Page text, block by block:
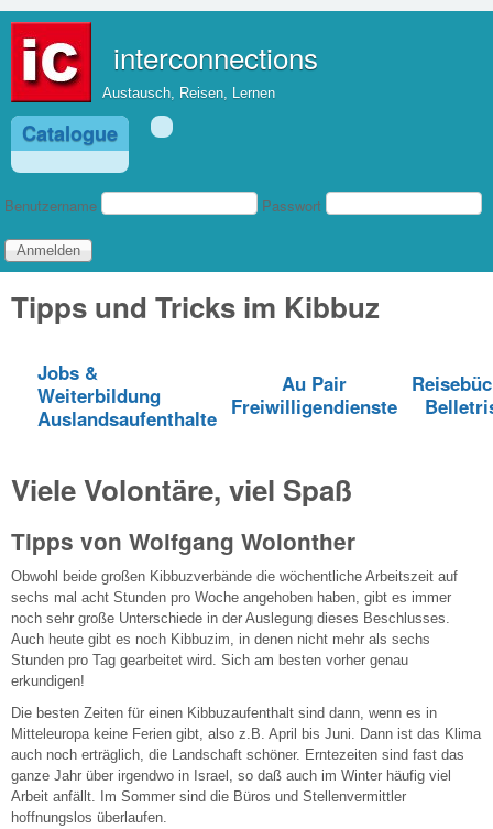
interconnections
Austausch, Reisen, Lernen
Catalogue
Benutzeranmeldung
Benutzername Passwort
Tipps und Tricks im Kibbuz
Jobs &
Weiterbildung
Auslandsaufenthalte
Au Pair
Freiwilligendienste
Viele Volontäre, viel Spaß
Tipps von Wolfgang Wolonther
Obwohl beide großen Kibbuzverbände die wöchentliche Arbeitszeit auf
sechs mal acht Stunden pro Woche angehoben haben, gibt es immer
noch sehr große Unterschiede in der Auslegung dieses Beschlusses.
Auch heute gibt es noch Kibbuzim, in denen nicht mehr als sechs
Stunden pro Tag gearbeitet wird. Sich am besten vorher genau
erkundigen!
Die besten Zeiten für einen Kibbuzaufenthalt sind dann, wenn es in
Mitteleuropa keine Ferien gibt, also z.B. April bis Juni. Dann ist das Klima
auch noch erträglich, die Landschaft schöner. Erntezeiten sind fast das
ganze Jahr über irgendwo in Israel, so daß auch im Winter häufig viel
Arbeit anfällt. Im Sommer sind die Büros und Stellenvermittler
hoffnungslos überlaufen.